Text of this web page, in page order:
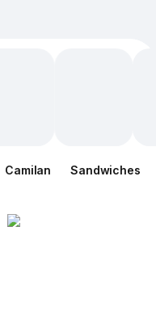
Camilan Sandwiches